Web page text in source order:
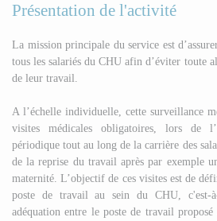
Présentation de l'activité
La mission principale du service est
tous les salariés du CHU afin d’éviter toute
de leur travail.
A l’échelle individuelle, cette surveillance
visites médicales obligatoires, lors de
périodique tout au long de la carrière des
de la reprise du travail après par exemple
maternité. L’objectif de ces visites est de
poste de travail au sein du CHU, c'est-
adéquation entre le poste de travail